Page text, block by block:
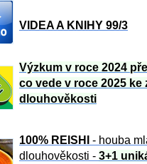
VIDEA A KNIHY 99/3
Výzkum v roce 2024
co vede v roce 2025 ke
dlouhověkosti
100% REISHI
- houba
dlouhověkosti - 3+1